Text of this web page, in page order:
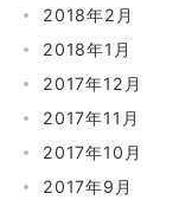
2018年2月
2018年1月
2017年12月
2017年11月
2017年10月
2017年9月